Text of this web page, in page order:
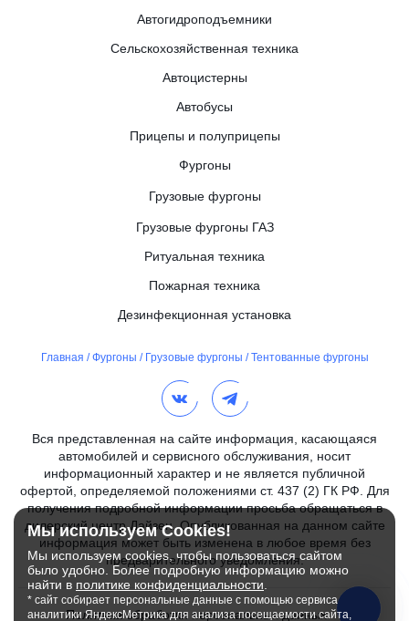
Главная /Фургоны / Грузовые фургоны /Тентованные фургоны
Автогидроподъемники
Сельскохозяйственная техника
Автоцистерны
Автобусы
Прицепы и полуприцепы
Фургоны
Грузовые фургоны
Грузовые фургоны ГАЗ
Ритуальная техника
Пожарная техника
Дезинфекционная установка
Вся представленная на сайте информация, касающаяся
автомобилей и сервисного обслуживания, носит
информационный характер и не является публичной
офертой, определяемой положениями ст. 437 (2) ГК РФ. Для
получения подробной информации просьба обращаться в
дилерский центр Дайзен. Опубликованная на данном сайте
информация может быть изменена в любое время без
предварительного уведомления.
Политика обработки персональных данных
Мы используем Cookies!
Мы используем cookies, чтобы пользоваться сайтом
было удобно. Более подробную информацию можно
найти в политике конфиденциальности
* сайт собирает персональные данные с помощью сервиса
аналитики ЯндексМетрика для анализа посещаемости сайта,